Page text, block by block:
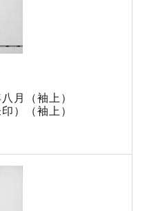
月（袖上）
）（袖上）